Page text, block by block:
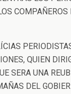
COMPAÑEROS
QUIEN
SERA UNA
DEL